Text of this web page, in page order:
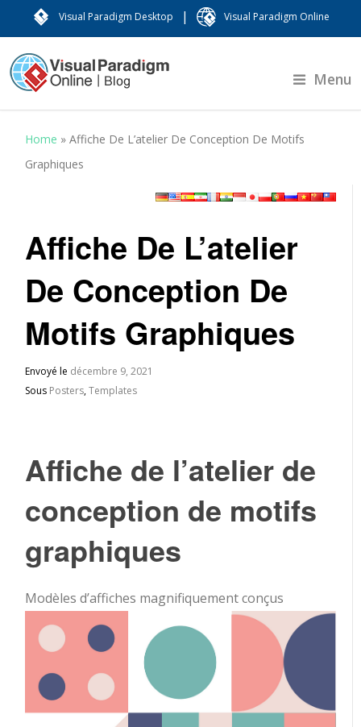
Visual Paradigm Desktop | Visual Paradigm Online
Menu
Home »Affiche De L’atelier De Conception De Motifs
Graphiques
Affiche De L’atelier
De Conception De
Motifs Graphiques
Envoyé le décembre 9, 2021
Sous Posters,Templates
Affiche de l’atelier de
conception de motifs
graphiques
Modèles d’affiches magnifiquement conçus